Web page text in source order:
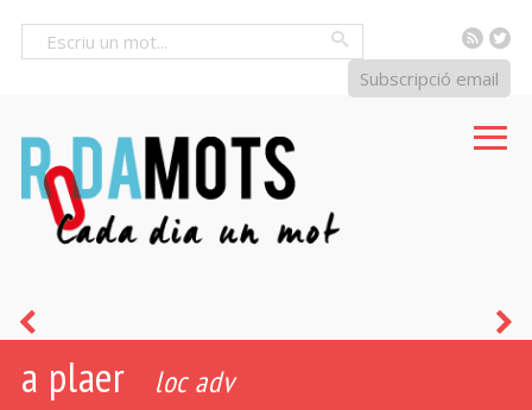
RSS
Subscripció email
a plaer loc adv
estamordir